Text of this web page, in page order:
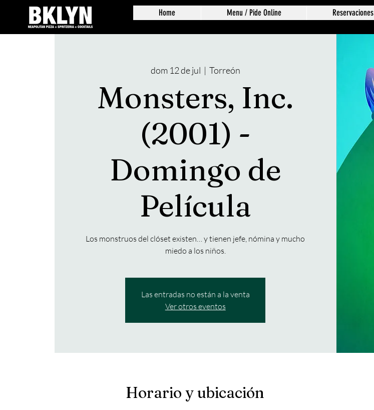
Home Menu / Pide Online Reservaciones
dom 12 de jul
  |
Torreón
Monsters, Inc.
(2001) -
Domingo de
Película
Los monstruos del clóset existen… y tienen jefe, nómina y mucho
miedo a los niños.
Las entradas no están a la venta
Ver otros eventos
Horario y ubicación